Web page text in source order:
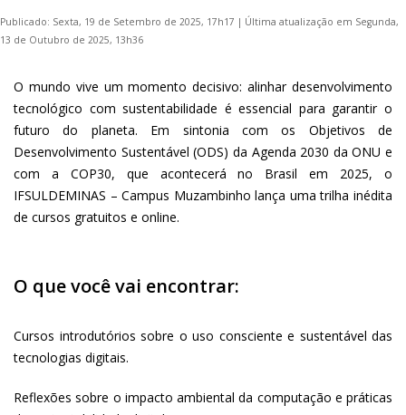
Publicado: Sexta, 19 de Setembro de 2025, 17h17 | Última atualização em Segunda,
13 de Outubro de 2025, 13h36
O mundo vive um momento decisivo: alinhar desenvolvimento
tecnológico com sustentabilidade é essencial para garantir o
futuro do planeta. Em sintonia com os Objetivos de
Desenvolvimento Sustentável (ODS) da Agenda 2030 da ONU e
com a COP30, que acontecerá no Brasil em 2025, o
IFSULDEMINAS – Campus Muzambinho lança uma trilha inédita
de cursos gratuitos e online.
O que você vai encontrar:
Cursos introdutórios sobre o uso consciente e sustentável das
tecnologias digitais.
Reflexões sobre o impacto ambiental da computação e práticas